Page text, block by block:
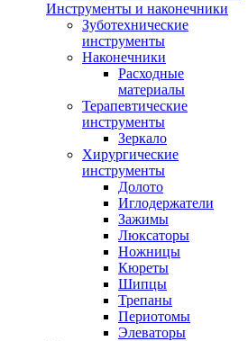
Инструменты и наконечники
Зуботехнические
инструменты
Наконечники
Расходные
материалы
Терапевтические
инструменты
Зеркало
Хирургические
инструменты
Долото
Иглодержатели
Зажимы
Люксаторы
Ножницы
Кюреты
Шипцы
Трепаны
Периотомы
Элеваторы